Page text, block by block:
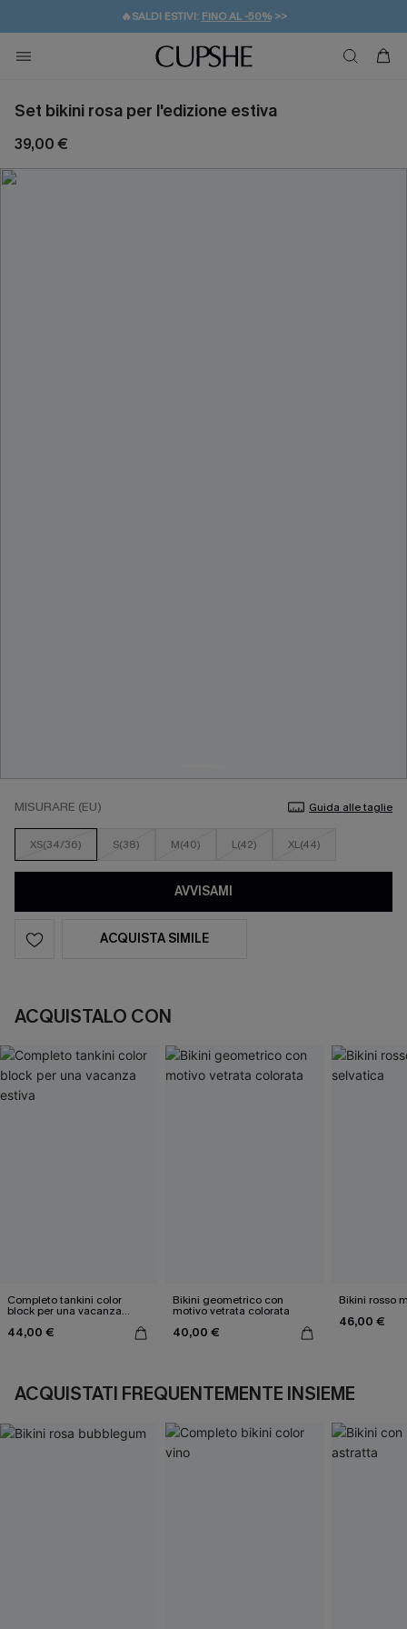
🔥SALDI ESTIVI: FINO AL -50%>>
🚚SPEDIZIONE GRATUITA DA 49€
💌REGALO PER I NUOVI: 20% DI SCONTO*
Set bikini rosa per l'edizione estiva
39,00 €
MISURARE (EU) Guida alle taglie
XS(34/36) S(38) M(40) L(42) XL(44)
AVVISAMI
ACQUISTA SIMILE
ACQUISTALO CON
Completo tankini color
block per una vacanza
44,00 €
Bikini geometrico con
motivo vetrata colorata
40,00 €
Bikini rosso
46,00 €
ACQUISTATI FREQUENTEMENTE INSIEME